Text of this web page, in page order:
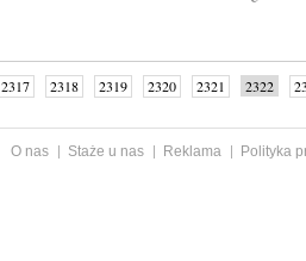
2317 2318 2319 2320 2321 2322
O nas Staże u nas Reklama
Polityka